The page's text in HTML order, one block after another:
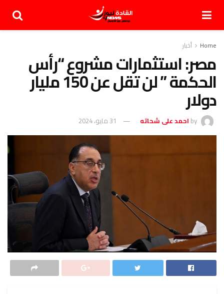
Home أخبار
مصر: استثمارات مشروع “رأس
الحكمة ” لن تقل عن 150 مليار
دولار
by احمد على شحاته 31 مايو، 2024